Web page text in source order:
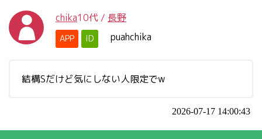
chika10代 / 長野
APP ID puahchika
結構Sだけど気にしない人限定でw
2026-07-17 14:00:43